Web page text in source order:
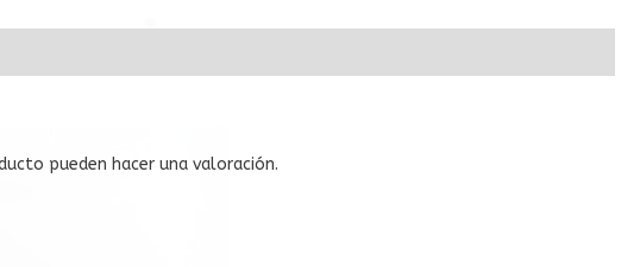
pueden hacer una valoración.